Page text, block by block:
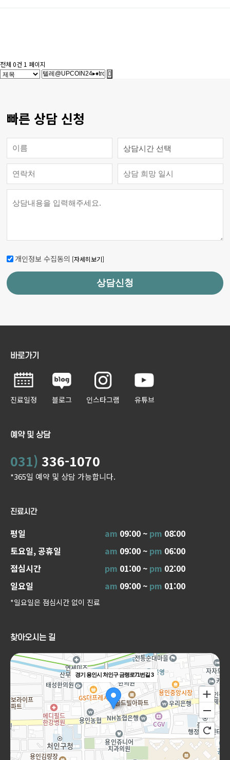
전체 0건 1 페이지
빠른 상담 신청
개인정보 수집동의 [자세히보기]
상담신청
바로가기
진료일정 블로그 인스타그램 유튜브
예약 및 상담
031) 336-1070
*365일 예약 및 상담 가능합니다.
진료시간
평일 am 09:00 ~ pm 08:00
토요일, 공휴일
am 09:00 ~ pm 06:00
점심시간
pm 01:00 ~ pm 02:00
일요일
am 09:00 ~ pm 01:00
*일요일은 점심시간 없이 진료
찾아오시는 길
경기 용인시 처인구 금령로71번길 3